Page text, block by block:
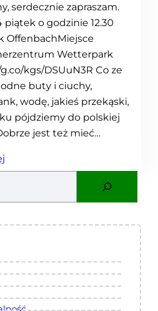
serdecznie zapraszam.
piątek o godzinie 12.30
OffenbachMiejsce
Wetterpark
kgs/DSUuN3R Co ze
buty i ciuchy,
wodę, jakieś przekąski,
pójdziemy do polskiej
jest też mieć…
S
u
e
s